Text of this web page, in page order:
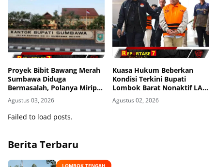
Proyek Bibit Bawang Merah
Sumbawa Diduga
Bermasalah, Polanya Mirip
Kasus Korupsi di Lobar
Agustus 03, 2026
Kuasa Hukum Beberkan
Kondisi Terkini Bupati
Lombok Barat Nonaktif LAZ
di Rutan KPK, Pasrah dan
Kooperatif
Agustus 02, 2026
Failed to load posts.
Berita Terbaru
LOMBOK TENGAH